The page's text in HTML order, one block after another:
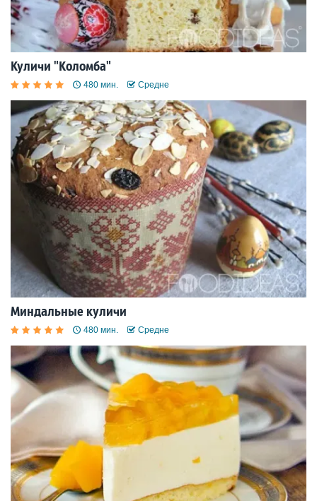
Куличи "Коломба"
480 мин. Средне
Миндальные куличи
480 мин. Средне